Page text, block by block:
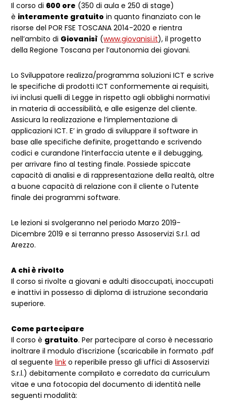
Il corso di 600 ore (350 di aula e 250 di stage)
è interamente gratuito in quanto finanziato con le
risorse del POR FSE TOSCANA 2014-2020 e rientra
nell’ambito di Giovanisì (www.giovanisi.it), il progetto
della Regione Toscana per l’autonomia dei giovani.
Lo Sviluppatore realizza/programma soluzioni ICT e scrive
le specifiche di prodotti ICT conformemente ai requisiti,
ivi inclusi quelli di Legge in rispetto agli obblighi normativi
in materia di accessibilità, e alle esigenze del cliente.
Assicura la realizzazione e l’implementazione di
applicazioni ICT. E’ in grado di sviluppare il software in
base alle specifiche definite, progettando e scrivendo
codici e curandone l’interfaccia utente e il debugging,
per arrivare fino al testing finale. Possiede spiccate
capacità di analisi e di rappresentazione della realtà, oltre
a buone capacità di relazione con il cliente o l’utente
finale dei programmi software.
Le lezioni si svolgeranno nel periodo Marzo 2019-
Dicembre 2019 e si terranno presso Assoservizi S.r.l. ad
Arezzo.
A chi è rivolto
Il corso si rivolte a giovani e adulti disoccupati, inoccupati
e inattivi in possesso di diploma di istruzione secondaria
superiore.
Come partecipare
Il corso è gratuito. Per partecipare al corso è necessario
inoltrare il modulo d’iscrizione (scaricabile in formato .pdf
al seguentelink o reperibile presso gli uffici di Assoservizi
S.r.l.) debitamente compilato e corredato da curriculum
vitae e una fotocopia del documento di identità nelle
seguenti modalità: